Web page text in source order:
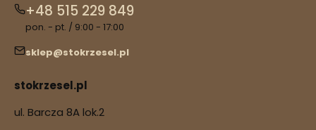
+48 515 229 849
pon. - pt. / 9:00 - 17:00
sklep@stokrzesel.pl
stokrzesel.pl
ul. Barcza 8A lok.2